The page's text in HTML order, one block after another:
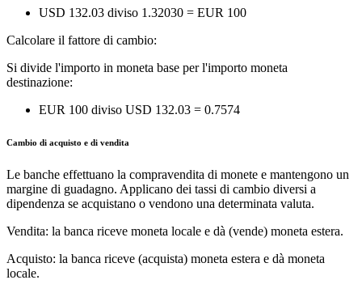
USD 132.03 diviso 1.32030 = EUR 100
Calcolare il fattore di cambio:
Si divide l'importo in moneta base per l'importo moneta
destinazione:
EUR 100 diviso USD 132.03 = 0.7574
Cambio di acquisto e di vendita
Le banche effettuano la compravendita di monete e mantengono un
margine di guadagno. Applicano dei tassi di cambio diversi a
dipendenza se acquistano o vendono una determinata valuta.
Vendita: la banca riceve moneta locale e dà (vende) moneta estera.
Acquisto: la banca riceve (acquista) moneta estera e dà moneta
locale.